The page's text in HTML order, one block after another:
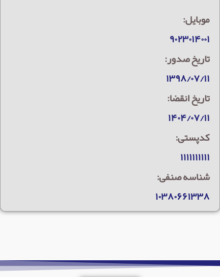
موبایل:
۹۰۲۳۰۱۴۰۰۱
تاریخ صدور:
۱۳۹۸/۰۷/۱۱
تاریخ انقضا:
۱۴۰۴/۰۷/۱۱
کدپستی:
۱۱۱۱۱۱۱۱۱۱
شناسه صنفی:
۱۰۳۸۰۶۶۱۳۳۸